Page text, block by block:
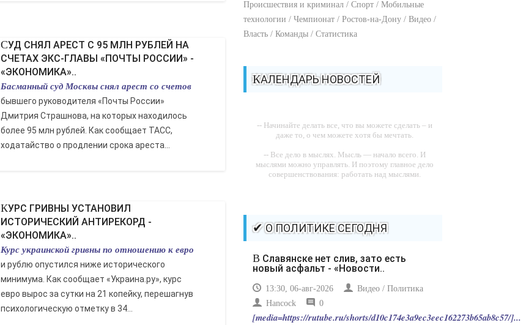
СУД СНЯЛ АРЕСТ С 95 МЛН РУБЛЕЙ НА
СЧЕТАХ ЭКС-ГЛАВЫ «ПОЧТЫ РОССИИ» -
«ЭКОНОМИКА»..
Басманный суд Москвы снял арест со счетов
бывшего руководителя «Почты России»
Дмитрия Страшнова, на которых находилось
более 95 млн рублей. Как сообщает ТАСС,
ходатайство о продлении срока ареста...
КУРС ГРИВНЫ УСТАНОВИЛ
ИСТОРИЧЕСКИЙ АНТИРЕКОРД -
«ЭКОНОМИКА»..
Курс украинской гривны по отношению к евро
и рублю опустился ниже исторического
минимума. Как сообщает «Украина.ру», курс
евро вырос за сутки на 21 копейку, перешагнув
психологическую отметку в 34...
Происшествия и криминал / Спорт / Мобильные
технологии / Чемпионат / Ростов-на-Дону / Видео /
Власть / Команды / Статистика
КАЛЕНДАРЬ НОВОСТЕЙ
-- Начинайте делать все, что вы можете сделать – и
даже то, о чем можете хотя бы мечтать.
-- Все дело в мыслях. Мысль — начало всего. И
мыслями можно управлять. И поэтому главное дело
совершенствования: работать над мыслями.
-- Самое большое богатство — это ум. Самая большая
нищета — глупость. Из всех страхов самый пугающий
-- Лучшее, что можно сделать с хорошим советом, это
пропустить его мимо ушей. Он никогда не бывает
полезен никому, кроме того, кто его дал.
-- Люблю давать советы и очень не люблю, когда их
✔ О ПОЛИТИКЕ СЕГОДНЯ
В Славянске нет слив, зато есть
новый асфальт - «Новости..
13:30, 06-авг-2026
Видео / Политика
Hancock
0
[media=https://rutube.ru/shorts/d10c174e3a9ec3eec162273b65ab8c57/]...